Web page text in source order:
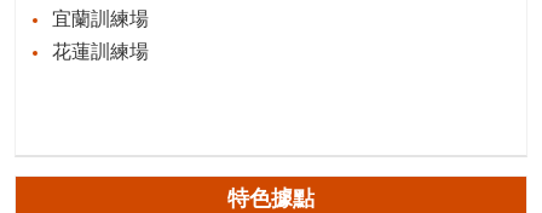
宜蘭訓練場
花蓮訓練場
特色據點